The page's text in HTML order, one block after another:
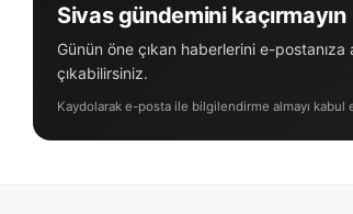
Sivas gündemini kaçırmayın
Günün öne çıkan haberlerini e-postanıza
çıkabilirsiniz.
Kaydolarak e-posta ile bilgilendirme almayı